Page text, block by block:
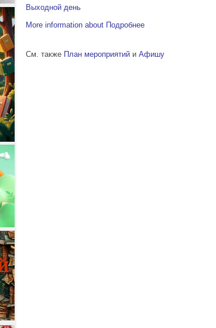
Выходной день
More information about Подробнее
См. также План мероприятий и Афишу